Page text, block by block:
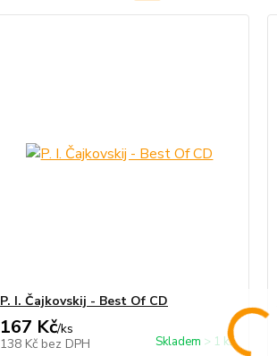
P. I. Čajkovskij - Best Of CD
167 Kč/ks
138 Kč bez DPH Skladem > 1 ks